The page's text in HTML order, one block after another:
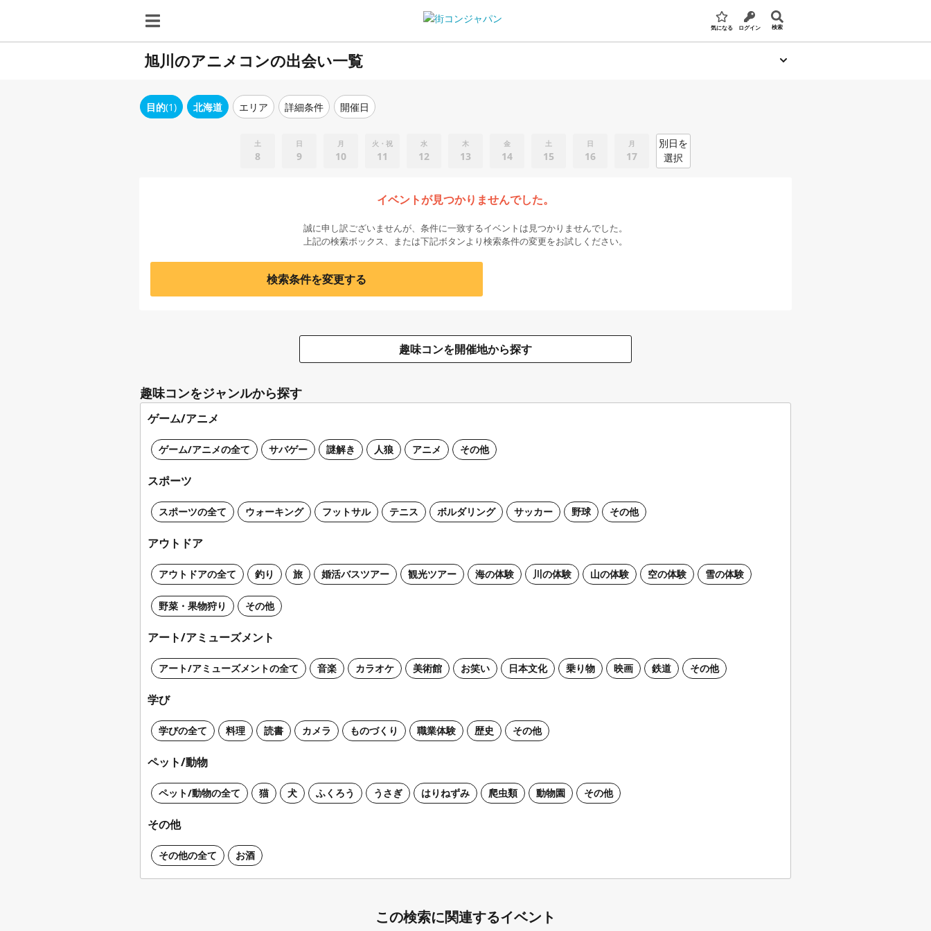
気になる ログイン 検索
旭川のアニメコンの出会い一覧
目的(1) 北海道 エリア 詳細条件 開催日
土
8
日
9
月
10
火・祝
11
水
12
木
13
金
14
土
15
日
16
月
17
別日を
選択
イベントが見つかりませんでした。
誠に申し訳ございませんが、条件に一致するイベントは見つかりませんでした。
上記の検索ボックス、または下記ボタンより検索条件の変更をお試しください。
検索条件を変更する
趣味コンを開催地から探す
趣味コンをジャンルから探す
ゲーム/アニメ
ゲーム/アニメの全て サバゲー 謎解き 人狼 アニメ その他
スポーツ
スポーツの全て ウォーキング フットサル テニス ボルダリング サッカー 野球 その他
アウトドア
アウトドアの全て 釣り 旅 婚活バスツアー 観光ツアー 海の体験 川の体験 山の体験 空の体験 雪の体験
野菜・果物狩り その他
アート/アミューズメント
アート/アミューズメントの全て 音楽 カラオケ 美術館 お笑い 日本文化 乗り物 映画 鉄道 その他
学び
学びの全て 料理 読書 カメラ ものづくり 職業体験 歴史 その他
ペット/動物
ペット/動物の全て 猫 犬 ふくろう うさぎ はりねずみ 爬虫類 動物園 その他
その他
その他の全て お酒
この検索に関連するイベント